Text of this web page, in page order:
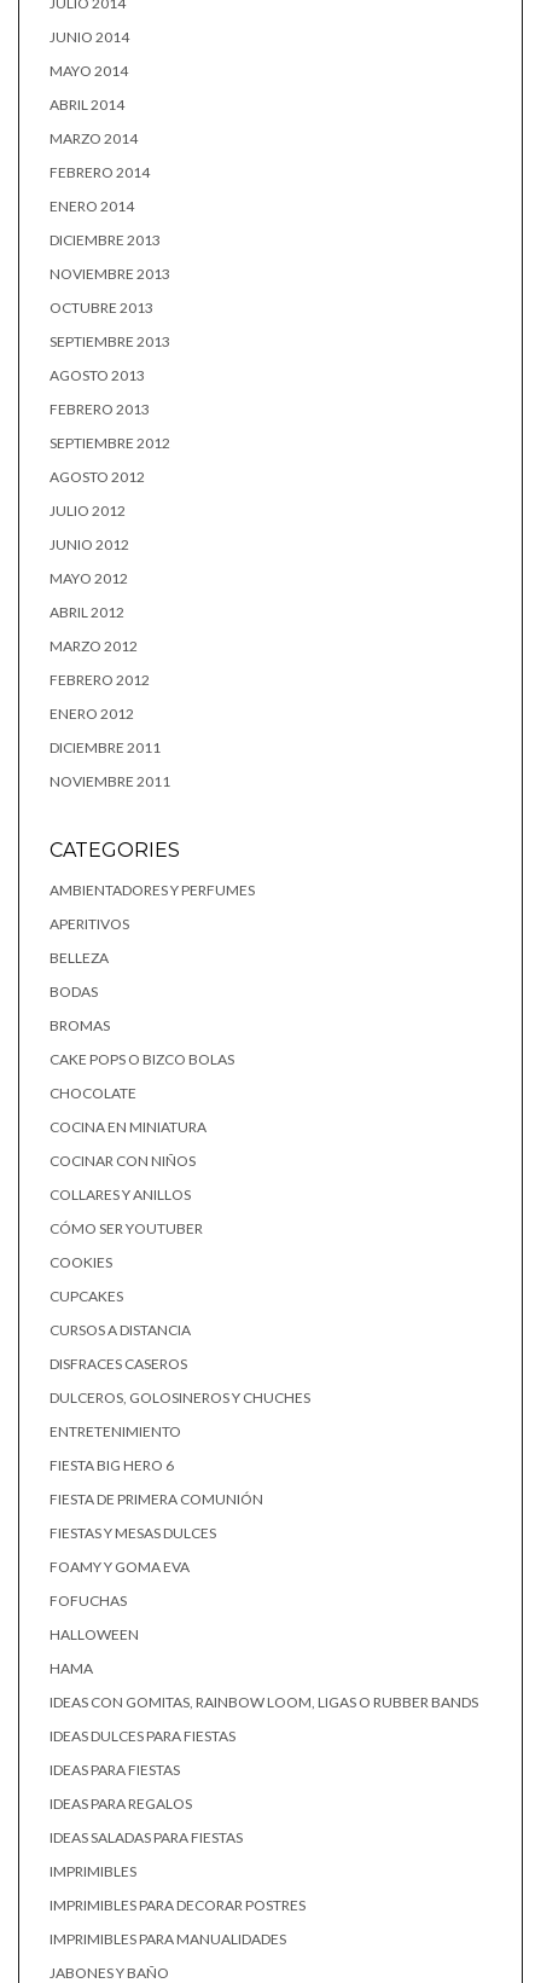
JUNIO 2014
MAYO 2014
ABRIL 2014
MARZO 2014
FEBRERO 2014
ENERO 2014
DICIEMBRE 2013
NOVIEMBRE 2013
OCTUBRE 2013
SEPTIEMBRE 2013
AGOSTO 2013
FEBRERO 2013
SEPTIEMBRE 2012
AGOSTO 2012
JULIO 2012
JUNIO 2012
MAYO 2012
ABRIL 2012
MARZO 2012
FEBRERO 2012
ENERO 2012
DICIEMBRE 2011
NOVIEMBRE 2011
CATEGORIES
AMBIENTADORES Y PERFUMES
APERITIVOS
BELLEZA
BODAS
BROMAS
CAKE POPS O BIZCO BOLAS
CHOCOLATE
COCINA EN MINIATURA
COCINAR CON NIÑOS
COLLARES Y ANILLOS
CÓMO SER YOUTUBER
COOKIES
CUPCAKES
CURSOS A DISTANCIA
DISFRACES CASEROS
DULCEROS, GOLOSINEROS Y CHUCHES
ENTRETENIMIENTO
FIESTA BIG HERO 6
FIESTA DE PRIMERA COMUNIÓN
FIESTAS Y MESAS DULCES
FOAMY Y GOMA EVA
FOFUCHAS
HALLOWEEN
HAMA
IDEAS CON GOMITAS, RAINBOW LOOM, LIGAS O RUBBER BANDS
IDEAS DULCES PARA FIESTAS
IDEAS PARA FIESTAS
IDEAS PARA REGALOS
IDEAS SALADAS PARA FIESTAS
IMPRIMIBLES
IMPRIMIBLES PARA DECORAR POSTRES
IMPRIMIBLES PARA MANUALIDADES
JABONES Y BAÑO